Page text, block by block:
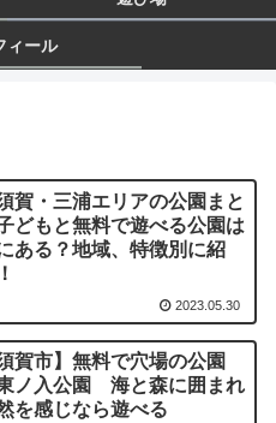
ィール
須賀・三浦エリアの公園まと
どもと無料で遊べる公園は
ある？地域、特徴別に紹
2023.05.30
須賀市】無料で穴場の公園
ノ入公園 海と森に囲まれ
を感じなら遊べる